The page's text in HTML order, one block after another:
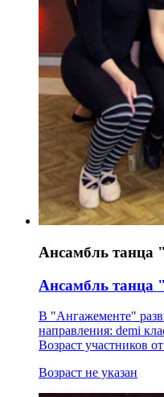
Ансамбль танца
Ансамбль танца
В "Ангажементе"
направления: demi
Возраст участников
Возраст не указан